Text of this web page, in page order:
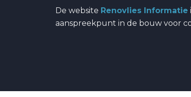
De website Renovlies Informatie
aanspreekpunt in de bouw voor